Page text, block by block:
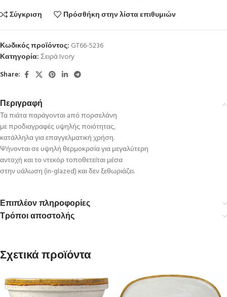
Σύγκριση Πρόσθήκη στην λίστα επιθυμιών
Κωδικός προϊόντος: GT66-5236
Κατηγορία:Σειρά Ivory
Share:
Περιγραφή
Τα πιάτα παράγονται aπό πορσελάνη
με προδιαγραφές υψηλής ποιότητας,
κατάλληλα για επαγγελματική χρήση.
Ψήνονται σε υψηλή θερμοκρσία για μεγαλύτερη
αντοχή και το ντεκόρ τοποθετείται μέσα
στην υάλωση (in-glazed) και δεν ξεθωριάζει.
Επιπλέον πληροφορίες
Τρόποι αποστολής
Σχετικά προϊόντα